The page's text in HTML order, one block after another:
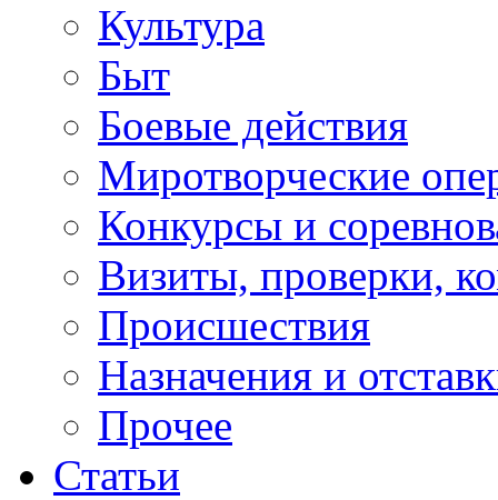
Культура
Быт
Боевые действия
Миротворческие
Конкурсы и
Визиты, проверки,
Происшествия
Назначения и
Прочее
Статьи